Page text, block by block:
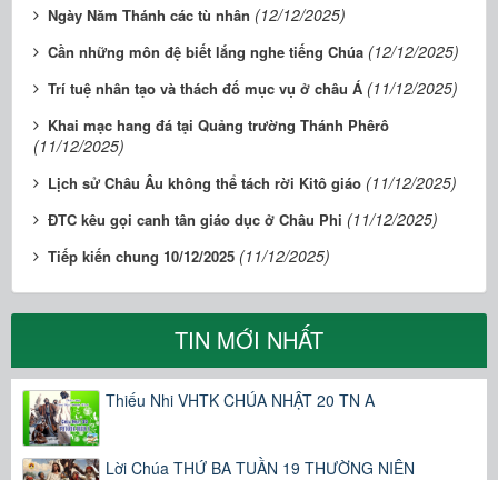
Ngày Năm Thánh các tù nhân (12/12/2025)
Cần những môn đệ biết lắng nghe tiếng Chúa (12/12/2025)
Trí tuệ nhân tạo và thách đố mục vụ ở châu Á (11/12/2025)
Khai mạc hang đá tại Quảng trường Thánh Phêrô
(11/12/2025)
Lịch sử Châu Âu không thể tách rời Kitô giáo (11/12/2025)
ĐTC kêu gọi canh tân giáo dục ở Châu Phi (11/12/2025)
Tiếp kiến chung 10/12/2025 (11/12/2025)
TIN MỚI NHẤT
Thiếu Nhi VHTK CHÚA NHẬT 20 TN A
Lời Chúa THỨ BA TUẦN 19 THƯỜNG NIÊN